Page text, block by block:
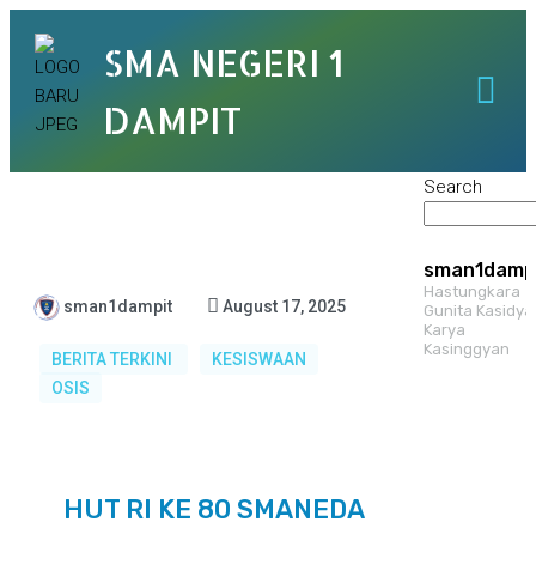
SMA NEGERI 1
DAMPIT
sman1dampit August 17, 2025
BERITA TERKINI
KESISWAAN
OSIS
HUT RI KE 80 SMANEDA
Search
Hastungkara
Gunita
Karya
Kasinggyan